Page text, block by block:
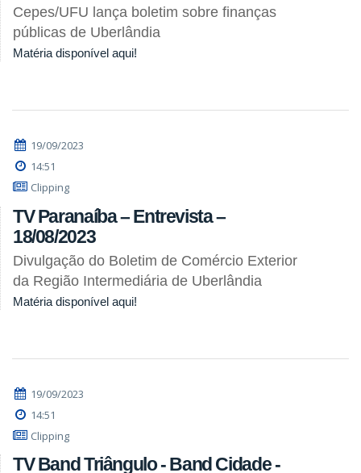
Cepes/UFU lança boletim sobre finanças
públicas de Uberlândia
Matéria disponível aqui!
19/09/2023
14:51
Clipping
TV Paranaíba – Entrevista –
18/08/2023
Divulgação do Boletim de Comércio Exterior
da Região Intermediária de Uberlândia
Matéria disponível aqui!
19/09/2023
14:51
Clipping
TV Band Triângulo - Band Cidade -